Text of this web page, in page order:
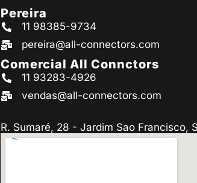
Pereira
11 98385-9734
pereira@all-connectors.com
Comercial All Connctors
11 93283-4926
vendas@all-connectors.com
R. Sumaré, 28 - Jardim Sao Francisco,